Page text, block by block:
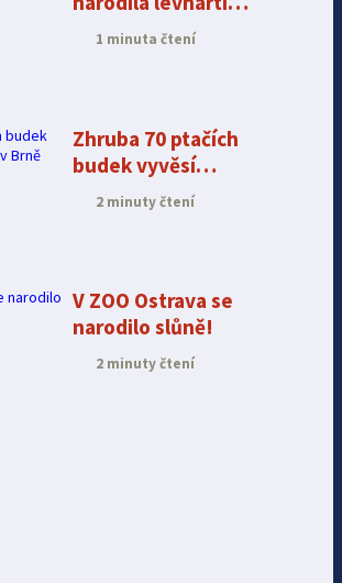
trojčata
1 minuta čtení
Zhruba 70 ptačích
budek vyvěsí
dobrovolníci v Brně
2 minuty čtení
V ZOO Ostrava se
narodilo slůně!
2 minuty čtení